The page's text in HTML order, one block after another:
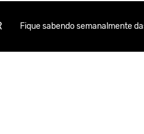
Fique sabendo semanalmente